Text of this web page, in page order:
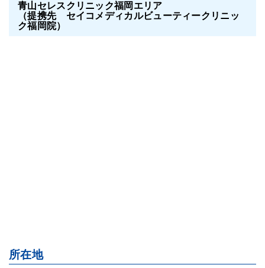
青山セレスクリニック福岡エリア
（提携先 セイコメディカルビューティークリニッ
ク福岡院）
所在地